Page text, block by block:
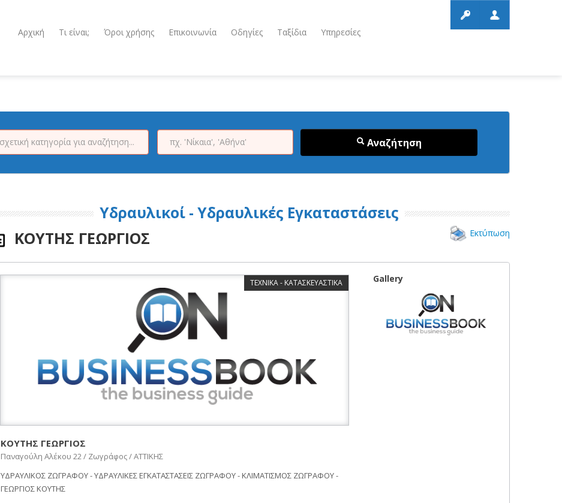
Αρχική Τι είναι; Όροι χρήσης Επικοινωνία Οδηγίες Ταξίδια Υπηρεσίες
Αναζήτηση
Υδραυλικοί - Υδραυλικές Εγκαταστάσεις
ΚΟΥΤΗΣ ΓΕΩΡΓΙΟΣ Εκτύπωση
ΤΕΧΝΙΚΑ - ΚΑΤΑΣΚΕΥΑΣΤΙΚΑ
ΚΟΥΤΗΣ ΓΕΩΡΓΙΟΣ
Παναγούλη Αλέκου 22 / Ζωγράφος / ΑΤΤΙΚΗΣ
ΥΔΡΑΥΛΙΚΟΣ ΖΩΓΡΑΦΟΥ - ΥΔΡΑΥΛΙΚΕΣ ΕΓΚΑΤΑΣΤΑΣΕΙΣ ΖΩΓΡΑΦΟΥ - ΚΛΙΜΑΤΙΣΜΟΣ ΖΩΓΡΑΦΟΥ -
ΓΕΩΡΓΙΟΣ ΚΟΥΤΗΣ
Gallery